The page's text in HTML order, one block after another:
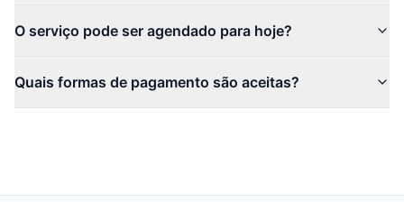
O serviço pode ser agendado para hoje?
Quais formas de pagamento são aceitas?